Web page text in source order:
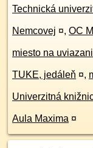
Technická
Nemcovej ¤, OC
miesto na
TUKE, jedáleň ¤,
Univerzitná
Aula Maxima ¤